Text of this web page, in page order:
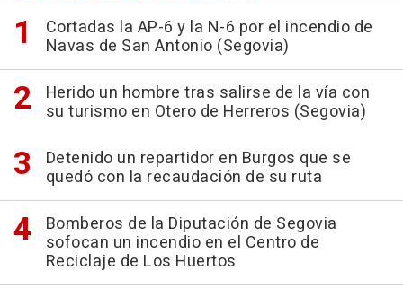
Cortadas la AP-6 y la N-6 por el incendio de
Navas de San Antonio (Segovia)
Herido un hombre tras salirse de la vía con
su turismo en Otero de Herreros (Segovia)
Detenido un repartidor en Burgos que se
quedó con la recaudación de su ruta
Bomberos de la Diputación de Segovia
sofocan un incendio en el Centro de
Reciclaje de Los Huertos